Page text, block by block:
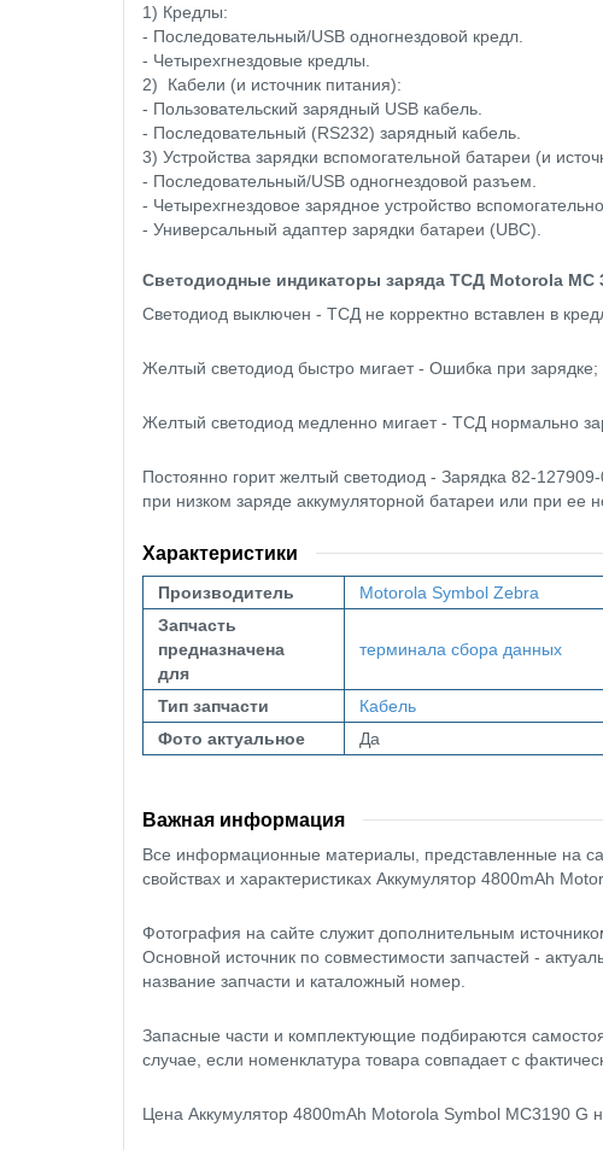
1) Кредлы:
- Последовательный/USB одногнездовой кредл.
- Четырехгнездовые кредлы.
2) Кабели (и источник питания):
- Пользовательский зарядный USB кабель.
- Последовательный (RS232) зарядный кабель.
3) Устройства зарядки вспомогательной батареи (и
- Последовательный/USB одногнездовой разъем.
- Четырехгнездовое зарядное устройство
- Универсальный адаптер зарядки батареи (UBC).
Светодиодные индикаторы заряда ТСД Motorola MC
Светодиод выключен - ТСД не корректно вставлен в
Желтый светодиод быстро мигает - Ошибка при
Желтый светодиод медленно мигает - ТСД нормально
Постоянно горит желтый светодиод - Зарядка 82-127909-
при низком заряде аккумуляторной батареи или при ее
Характеристики
Производитель Motorola Symbol Zebra
Запчасть
предназначена
для
терминала сбора данных
Тип запчасти
Кабель
Фото актуальное
Да
Важная информация
Все информационные материалы, представленные на
свойствах и характеристиках Аккумулятор 4800mAh
Фотография на сайте служит дополнительным
Основной источник по совместимости запчастей -
название запчасти и каталожный номер.
Запасные части и комплектующие подбираются
случае, если номенклатура товара совпадает с
Цена Аккумулятор 4800mAh Motorola Symbol MC3190 G